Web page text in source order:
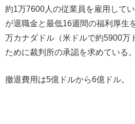
約1万7600人の従業員を雇用して
が退職金と最低16週間の福利厚生
万カナダドル（米ドルで約5900万
ために裁判所の承認を求めている。
撤退費用は5億ドルから6億ドル。